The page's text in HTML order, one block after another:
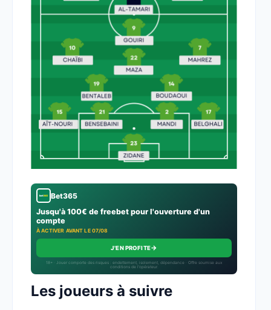
Bet365
Jusqu'à 100€ de freebet pour l'ouverture d'un
compte
À ACTIVER AVANT LE 07/08
J'EN PROFITE→
18+ · Jouer comporte des risques : endettement, isolement, dépendance · Offre soumise aux
conditions de l’opérateur.
Les joueurs à suivre